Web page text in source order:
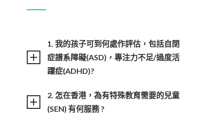
1. 我的孩子可到何處作評估，包括自閉
症譜系障礙(ASD)，專注力不足/過度活
躍症(ADHD)?
2. 怎在香港，為有特殊教育需要的兒童
(SEN) 有何服務 ?